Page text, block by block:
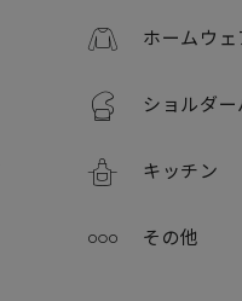
ホームウェ
ショルダ
キッチン
その他